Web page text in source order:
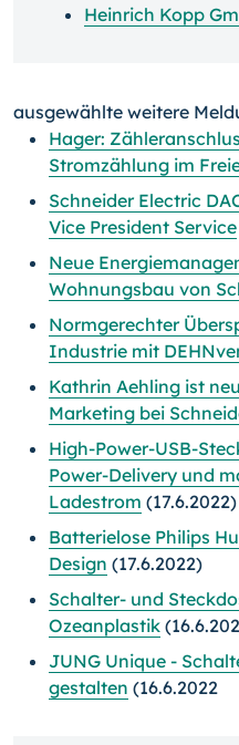
Heinrich Kopp
ausgewählte weitere
Hager:
Stromzählung im
Schneider Electric
Vice President Service
Neue
Wohnungsbau von
Normgerechter
Industrie mit
Kathrin Aehling ist
Marketing bei
High-Power-USB-
Power-Delivery und
Ladestrom (17.6.2022)
Batterielose Philips
Design (17.6.2022)
Schalter- und
Ozeanplastik
JUNG Unique -
gestalten (16.6.2022